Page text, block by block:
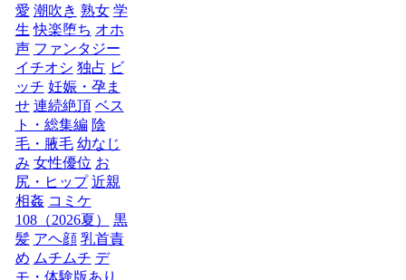
愛 潮吹き 熟女 学
生 快楽堕ち オホ
声 ファンタジー
イチオシ 独占 ビ
ッチ 妊娠・孕ま
せ 連続絶頂 ベス
ト・総集編 陰
毛・腋毛 幼なじ
み 女性優位 お
尻・ヒップ 近親
相姦 コミケ
108（2026夏）
黒
髪 アヘ顔 乳首責
め ムチムチ デ
モ・体験版あり